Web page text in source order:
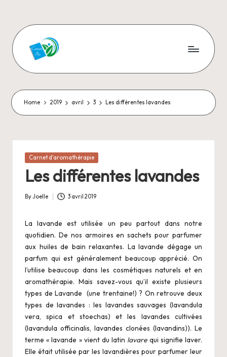
content
C
a
r
n
e
t
s
-
i
o
Cosmétiques
naturels
Home 2019 avril 3 Les différentes lavandes
Posted
Carnet d'aromathérapie
Les différentes lavandes
Posted
ByJoelle 3 avril 2019
La lavande est utilisée un peu partout dans notre
quotidien. De nos armoires en sachets pour parfumer
aux huiles de bain relaxantes. La lavande dégage un
parfum qui est généralement beaucoup apprécié. On
l’utilise beaucoup dans les cosmétiques naturels et en
aromathérapie. Mais savez-vous qu’il existe plusieurs
types de Lavande (une trentaine!) ? On retrouve deux
types de lavandes : les lavandes sauvages (lavandula
vera, spica et stoechas) et les lavandes cultivées
(lavandula officinalis, lavandes clonées (lavandins)). Le
terme « lavande » vient du latin lavarequi signifie laver.
Elle était utilisée par les lavandières pour parfumer leur